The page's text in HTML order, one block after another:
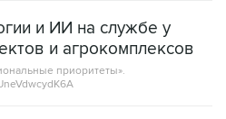
и ИИ на службе у
и агрокомплексов
приоритеты».